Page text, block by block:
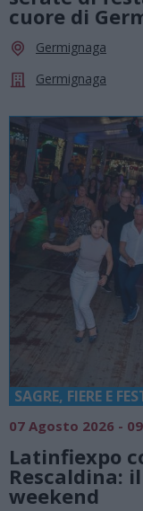
cuore di
Germignaga
Germignaga
SAGRE, FIERE E
07 Agosto 2026 -
Latinfiexpo
Rescaldina:
weekend